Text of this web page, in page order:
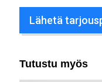
Lähetä
Tutustu myös